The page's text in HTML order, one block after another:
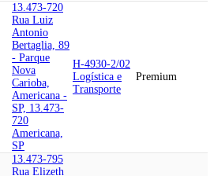
13.473-720
Rua Luiz
Antonio
Bertaglia, 89
- Parque
Nova
Carioba,
Americana -
SP, 13.473-
720
Americana,
SP
H-4930-2/02
Logística e
Transporte
Premium
13.473-795
Rua Elizeth